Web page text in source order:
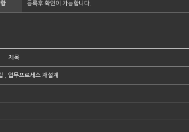
등록후 확인이 가능합니다.
제목
, 업무프로세스 재설계